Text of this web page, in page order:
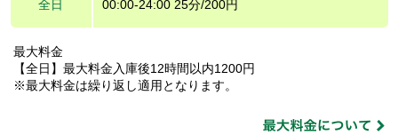
全日 00:00-24:00 25分/200円
最大料金
【全日】最大料金入庫後12時間以内1200円
※最大料金は繰り返し適用となります。